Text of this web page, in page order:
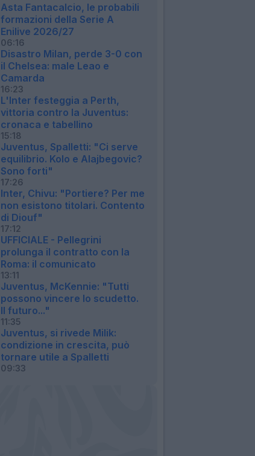
Asta Fantacalcio, le probabili
formazioni della Serie A
Enilive 2026/27
06:16
Disastro Milan, perde 3-0 con
il Chelsea: male Leao e
Camarda
16:23
L'Inter festeggia a Perth,
vittoria contro la Juventus:
cronaca e tabellino
15:18
Juventus, Spalletti: "Ci serve
equilibrio. Kolo e Alajbegovic?
Sono forti"
17:26
Inter, Chivu: "Portiere? Per me
non esistono titolari. Contento
di Diouf"
17:12
UFFICIALE - Pellegrini
prolunga il contratto con la
Roma: il comunicato
13:11
Juventus, McKennie: "Tutti
possono vincere lo scudetto.
Il futuro..."
11:35
Juventus, si rivede Milik:
condizione in crescita, può
tornare utile a Spalletti
09:33